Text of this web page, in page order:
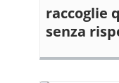
raccoglie
senza